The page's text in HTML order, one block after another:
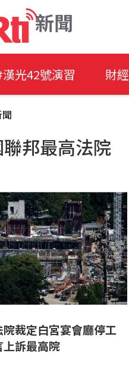
新聞
光42號演習 財經
邦最高法院
院裁定白宮宴會廳停工
上訴最高院